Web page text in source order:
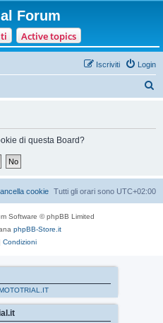
Forum
Active topics
Login
Iscriviti
di questa Board?
Tutti gli orari sono UTC+02:00
cookie
Software © phpBB Limited
phpBB-Store.it
Condizioni